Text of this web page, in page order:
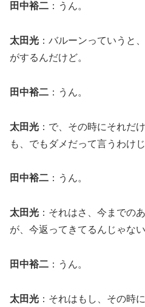
田中裕二 ：うん。
太田光 ：バルーンっていうと
がするんだけど。
田中裕二 ：うん。
太田光 ：で、その時にそれだ
も、でもダメだって言うわけじ
田中裕二 ：うん。
太田光 ：それはさ、今までの
が、今返ってきてるんじゃな
田中裕二 ：うん。
太田光 ：それはもし、その時